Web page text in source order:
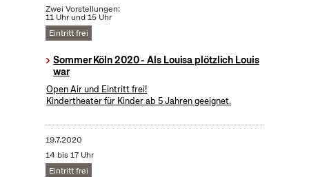
Zwei Vorstellungen:
11 Uhr und 15 Uhr
Eintritt frei
Sommer Köln 2020 - Als Louisa plötzlich Louis
war
Open Air und Eintritt frei!
Kindertheater für Kinder ab 5 Jahren geeignet.
19.7.2020
14 bis 17 Uhr
Eintritt frei